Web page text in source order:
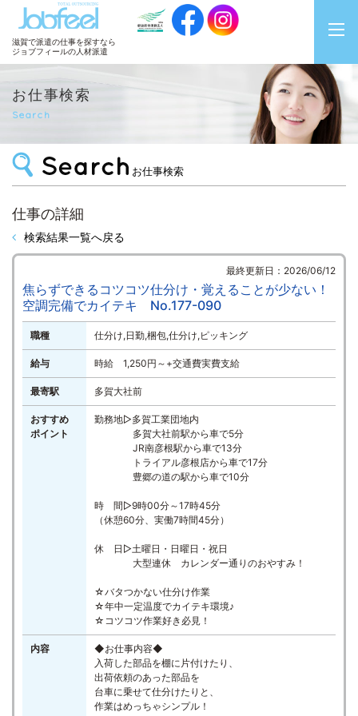
JobFeel
滋賀で派遣の仕事を探すなら
ジョブフィールの人材派遣
お仕事検索
Search
お仕事検索
仕事の詳細
検索結果一覧へ戻る
最終更新日：2026/06/12
焦らずできるコツコツ仕分け・覚えることが少ない！
空調完備でカイテキ No.177-090
職種 仕分け,日勤,梱包,仕分け,ピッキング
給与 時給 1,250円～+交通費実費支給
最寄駅 多賀大社前
おすすめ
ポイント
勤務地▷多賀工業団地内
多賀大社前駅から車で5分
JR南彦根駅から車で13分
トライアル彦根店から車で17分
豊郷の道の駅から車で10分
時 間▷9時00分～17時45分
（休憩60分、実働7時間45分）
休 日▷土曜日・日曜日・祝日
大型連休 カレンダー通りのおやすみ！
☆バタつかない仕分け作業
☆年中一定温度でカイテキ環境♪
☆コツコツ作業好き必見！
内容
◆お仕事内容◆
入荷した部品を棚に片付けたり、
出荷依頼のあった部品を
台車に乗せて仕分けたりと、
作業はめっちゃシンプル！